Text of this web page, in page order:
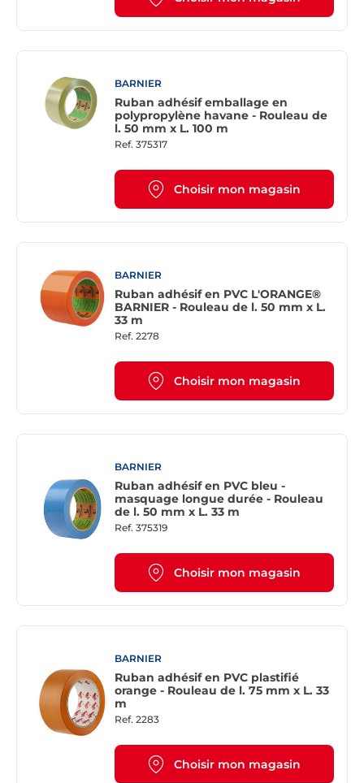
BARNIER
Ruban adhésif emballage en
polypropylène havane - Rouleau de
l. 50 mm x L. 100 m
Ref. 375317
Choisir mon magasin
BARNIER
Ruban adhésif en PVC L'ORANGE®
BARNIER - Rouleau de l. 50 mm x L.
33 m
Ref. 2278
Choisir mon magasin
BARNIER
Ruban adhésif en PVC bleu -
masquage longue durée - Rouleau
de l. 50 mm x L. 33 m
Ref. 375319
Choisir mon magasin
BARNIER
Ruban adhésif en PVC plastifié
orange - Rouleau de l. 75 mm x L. 33
m
Ref. 2283
Choisir mon magasin